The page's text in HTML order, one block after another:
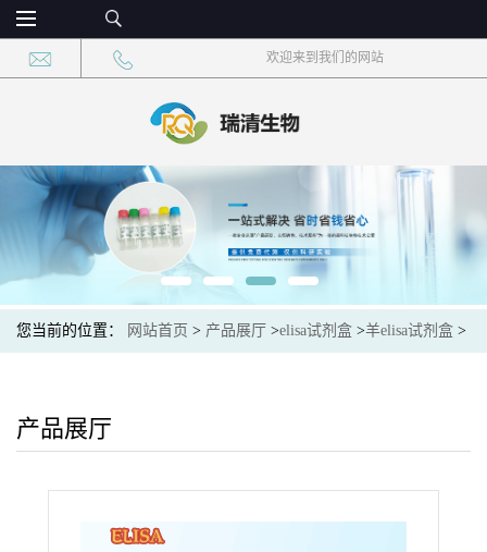
欢迎来到我们的网站
您当前的位置： 网站首页 > 产品展厅 >elisa试剂盒 >羊elisa试剂盒 >
产品展厅